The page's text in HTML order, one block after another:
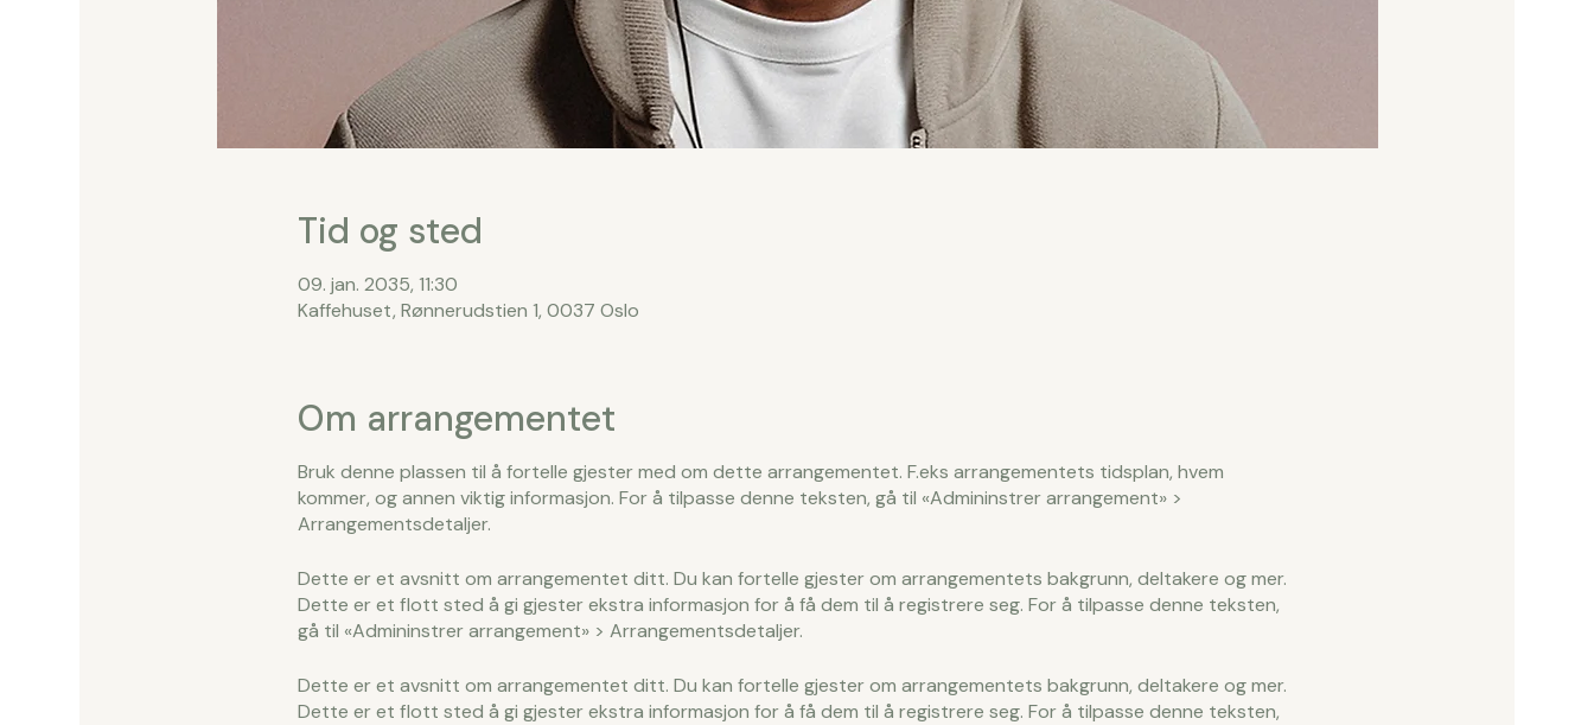
Tid og sted
09. jan. 2035, 11:30
Kaffehuset, Rønnerudstien 1, 0037 Oslo
Om arrangementet
Bruk denne plassen til å fortelle gjester med om dette arrangementet. F.eks arrangementets tidsplan, hvem
kommer, og annen viktig informasjon. For å tilpasse denne teksten, gå til «Admininstrer arrangement» >
Arrangementsdetaljer.
Dette er et avsnitt om arrangementet ditt. Du kan fortelle gjester om arrangementets bakgrunn, deltakere og mer.
Dette er et flott sted å gi gjester ekstra informasjon for å få dem til å registrere seg. For å tilpasse denne teksten,
gå til «Admininstrer arrangement» > Arrangementsdetaljer.
Dette er et avsnitt om arrangementet ditt. Du kan fortelle gjester om arrangementets bakgrunn, deltakere og mer.
Dette er et flott sted å gi gjester ekstra informasjon for å få dem til å registrere seg. For å tilpasse denne teksten,